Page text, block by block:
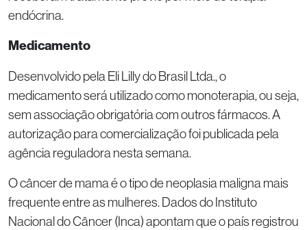
endócrina.
Medicamento
Desenvolvido pela Eli Lilly do Brasil Ltda., o
medicamento será utilizado como monoterapia, ou seja,
sem associação obrigatória com outros fármacos. A
autorização para comercialização foi publicada pela
agência reguladora nesta semana.
O câncer de mama é o tipo de neoplasia maligna mais
frequente entre as mulheres. Dados do Instituto
Nacional do Câncer (Inca) apontam que o país registrou